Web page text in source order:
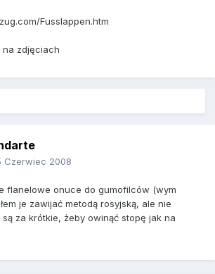
Fusslappen.htm
na zdjęciach
Czerwiec 2008
flanelowe onuce do gumofilców (wym
je zawijać metodą rosyjską, ale nie
za krótkie, żeby owinąć stopę jak na